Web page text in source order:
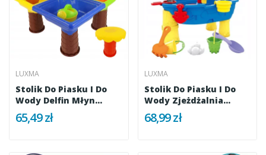
LUXMA
Stolik Do Piasku I Do
Wody Delfin Młyn
Łopatka...
65,49 zł
LUXMA
Stolik Do Piasku I Do
Wody Zjeżdżalnia
Statek 848
68,99 zł